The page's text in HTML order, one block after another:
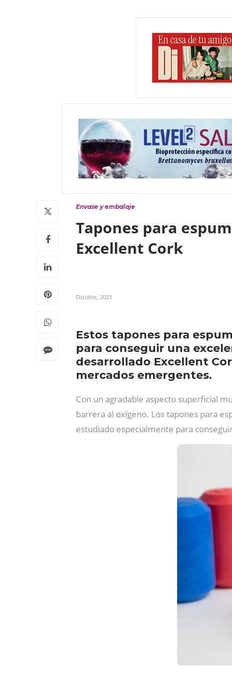
Envase y embalaje
Tapones para
Excellent Cork
Octubre, 2023
Estos tapones para
para conseguir una
desarrollado Excellent
mercados emergentes.
Con un agradable aspecto superficial
barrera al oxígeno. Los tapones para
estudiado especialmente para